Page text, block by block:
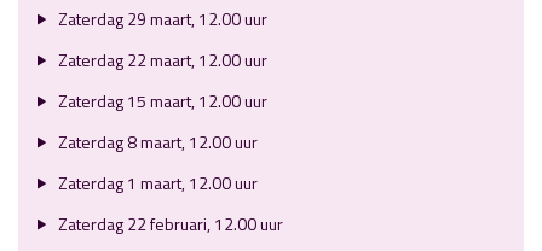
Zaterdag 29 maart, 12.00 uur
Zaterdag 22 maart, 12.00 uur
Zaterdag 15 maart, 12.00 uur
Zaterdag 8 maart, 12.00 uur
Zaterdag 1 maart, 12.00 uur
Zaterdag 22 februari, 12.00 uur